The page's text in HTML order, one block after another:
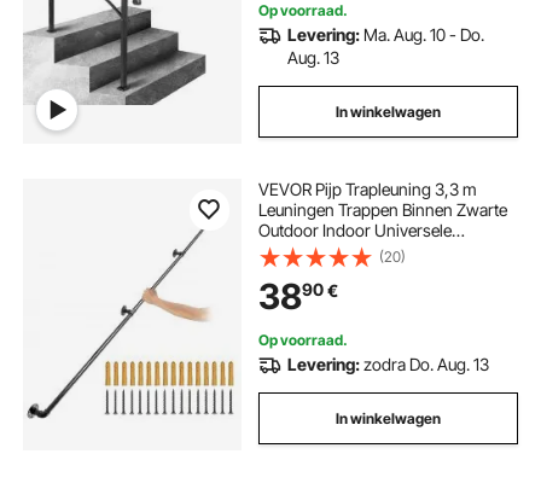
Op voorraad.
Levering: Ma. Aug. 10 - Do.
Aug. 13
In winkelwagen
VEVOR Pijp Trapleuning 3,3 m
Leuningen Trappen Binnen Zwarte
Outdoor Indoor Universele
Trapleuning Gemaakt van
Koolstofstaal en Matte Afwerking
met 200 kg Laadvermogen voor
Binnen- en Buitenleuningen
(20)
3890€
Op voorraad.
Levering:zodra Do. Aug. 13
In winkelwagen